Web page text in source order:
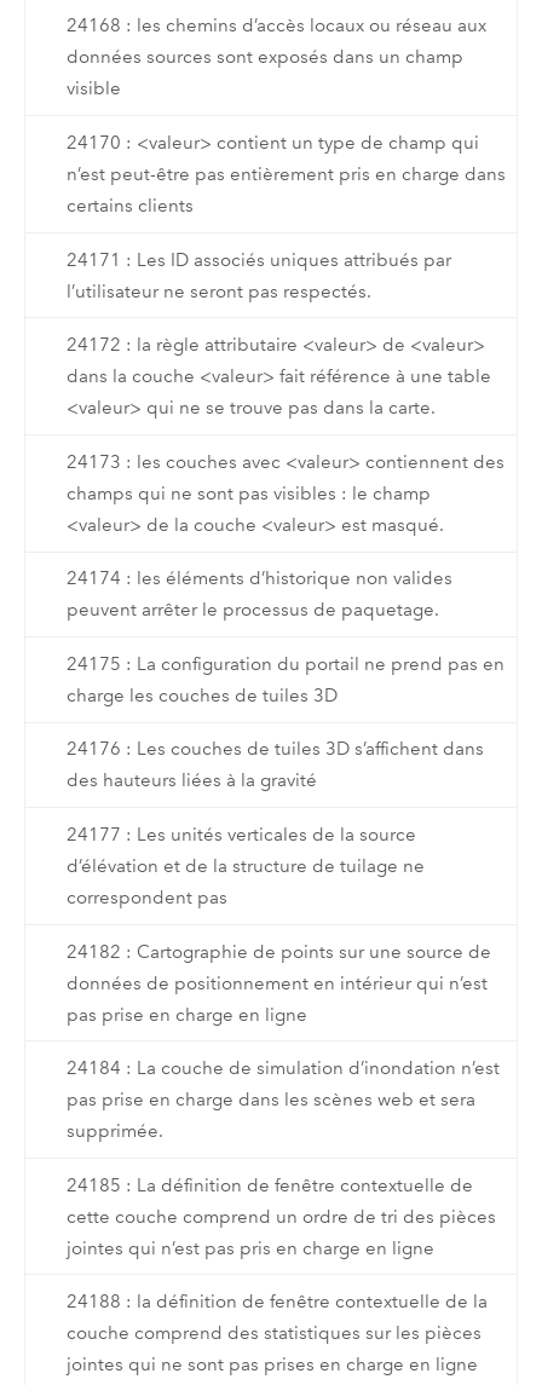
24168 : les chemins d’accès locaux ou réseau aux
données sources sont exposés dans un champ
visible
24170 : <valeur> contient un type de champ qui
n’est peut-être pas entièrement pris en charge dans
certains clients
24171 : Les ID associés uniques attribués par
l’utilisateur ne seront pas respectés.
24172 : la règle attributaire <valeur> de <valeur>
dans la couche <valeur> fait référence à une table
<valeur> qui ne se trouve pas dans la carte.
24173 : les couches avec <valeur> contiennent des
champs qui ne sont pas visibles : le champ
<valeur> de la couche <valeur> est masqué.
24174 : les éléments d’historique non valides
peuvent arrêter le processus de paquetage.
24175 : La configuration du portail ne prend pas en
charge les couches de tuiles 3D
24176 : Les couches de tuiles 3D s’affichent dans
des hauteurs liées à la gravité
24177 : Les unités verticales de la source
d’élévation et de la structure de tuilage ne
correspondent pas
24182 : Cartographie de points sur une source de
données de positionnement en intérieur qui n’est
pas prise en charge en ligne
24184 : La couche de simulation d’inondation n’est
pas prise en charge dans les scènes web et sera
supprimée.
24185 : La définition de fenêtre contextuelle de
cette couche comprend un ordre de tri des pièces
jointes qui n’est pas pris en charge en ligne
24188 : la définition de fenêtre contextuelle de la
couche comprend des statistiques sur les pièces
jointes qui ne sont pas prises en charge en ligne